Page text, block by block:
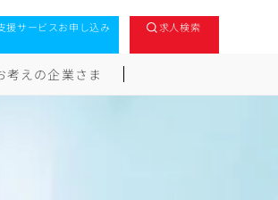
援サービスお申し込み 求人検索
考えの企業さま